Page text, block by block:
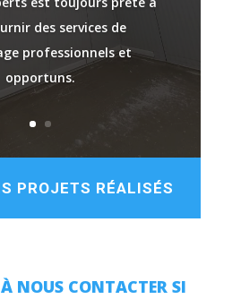
des services de
professionnels et
opportuns.
PROJETS RÉALISÉS
NOUS CONTACTER SI